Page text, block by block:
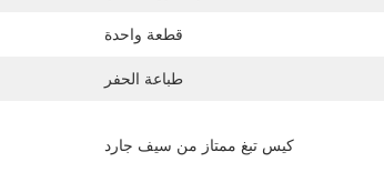
قطعة واحدة
طباعة الحفر
كيس تبغ ممتاز من سيف جارد